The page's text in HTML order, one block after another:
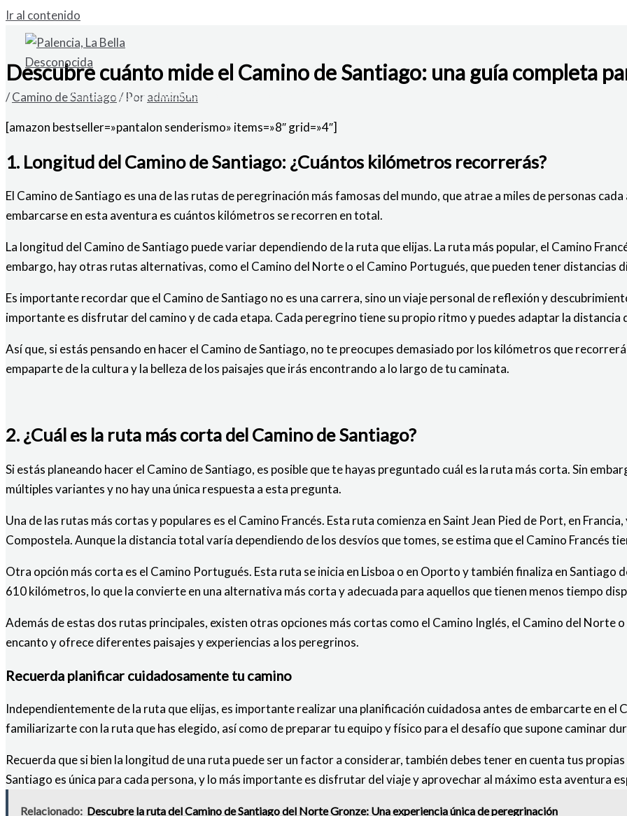
Ir al contenido
VENDO SOLAR URBANO EN CARDAÑO DE ABAJO
Descubre cuánto mide el Camino de Santiago: una guía completa
/Camino de Santiago/ PoradminSun
[amazon bestseller=»pantalon senderismo» items=»8″ grid=»4″]
1. Longitud del Camino de Santiago: ¿Cuántos kilómetros recorrerás?
El Camino de Santiago es una de las rutas de peregrinación más famosas del mundo, que atrae a miles de personas
embarcarse en esta aventura es cuántos kilómetros se recorren en total.
La longitud del Camino de Santiago puede variar dependiendo de la ruta que elijas. La ruta más popular, el Camino
embargo, hay otras rutas alternativas, como el Camino del Norte o el Camino Portugués, que pueden tener distancias
Es importante recordar que el Camino de Santiago no es una carrera, sino un viaje personal de reflexión y
importante es disfrutar del camino y de cada etapa. Cada peregrino tiene su propio ritmo y puedes adaptar la distancia
Así que, si estás pensando en hacer el Camino de Santiago, no te preocupes demasiado por los kilómetros que
empaparte de la cultura y la belleza de los paisajes que irás encontrando a lo largo de tu caminata.
2. ¿Cuál es la ruta más corta del Camino de Santiago?
Si estás planeando hacer el Camino de Santiago, es posible que te hayas preguntado cuál es la ruta más corta. Sin
múltiples variantes y no hay una única respuesta a esta pregunta.
Una de las rutas más cortas y populares es el Camino Francés. Esta ruta comienza en Saint Jean Pied de Port, en
Compostela. Aunque la distancia total varía dependiendo de los desvíos que tomes, se estima que el Camino Francés
Otra opción más corta es el Camino Portugués. Esta ruta se inicia en Lisboa o en Oporto y también finaliza en
610 kilómetros, lo que la convierte en una alternativa más corta y adecuada para aquellos que tienen menos tiempo
Además de estas dos rutas principales, existen otras opciones más cortas como el Camino Inglés, el Camino del Norte
encanto y ofrece diferentes paisajes y experiencias a los peregrinos.
Recuerda planificar cuidadosamente tu camino
Independientemente de la ruta que elijas, es importante realizar una planificación cuidadosa antes de embarcarte en el
familiarizarte con la ruta que has elegido, así como de preparar tu equipo y físico para el desafío que supone caminar
Recuerda que si bien la longitud de una ruta puede ser un factor a considerar, también debes tener en cuenta tus
Santiago es única para cada persona, y lo más importante es disfrutar del viaje y aprovechar al máximo esta aventura
Relacionado: Descubre la ruta del Camino de Santiago del Norte Gronze: Una experiencia única de peregrinación